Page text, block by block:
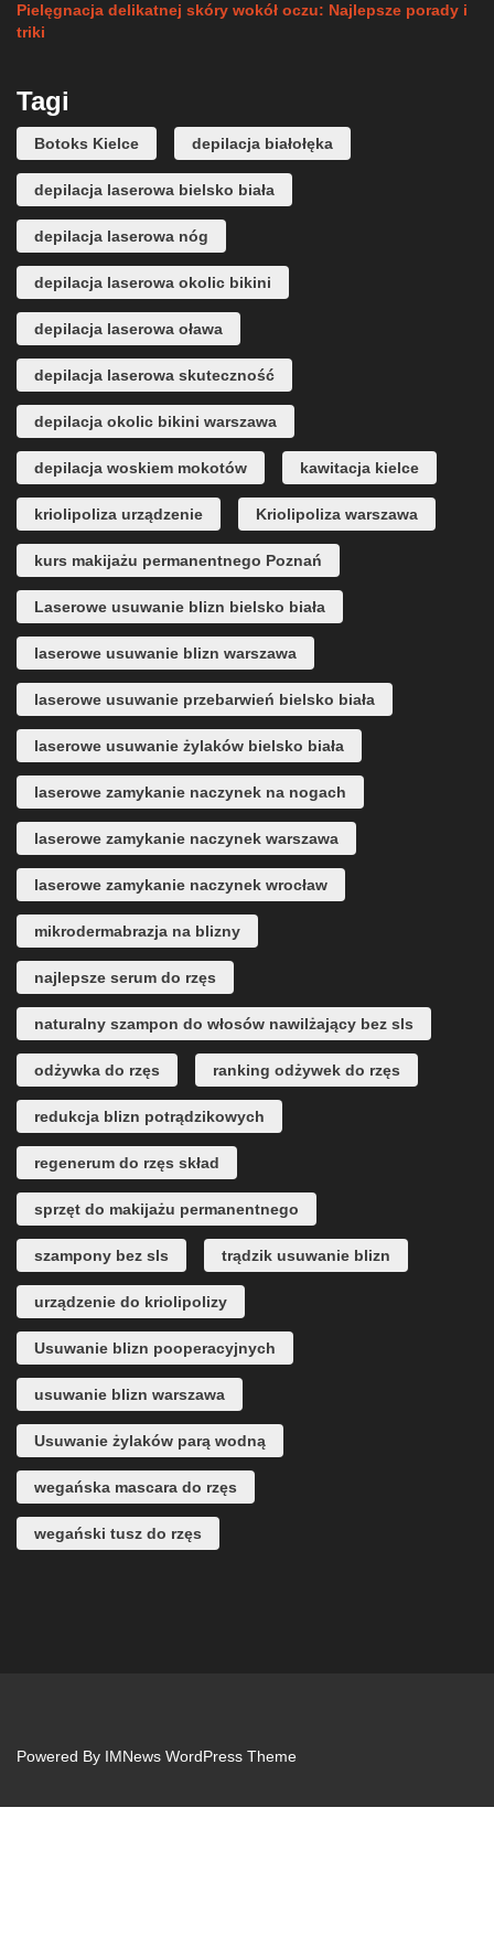
Pielęgnacja delikatnej skóry wokół oczu: Najlepsze porady i
triki
Tagi
Botoks Kielce depilacja białołęka
depilacja laserowa bielsko biała
depilacja laserowa nóg
depilacja laserowa okolic bikini
depilacja laserowa oława
depilacja laserowa skuteczność
depilacja okolic bikini warszawa
depilacja woskiem mokotów kawitacja kielce
kriolipoliza urządzenie Kriolipoliza warszawa
kurs makijażu permanentnego Poznań
Laserowe usuwanie blizn bielsko biała
laserowe usuwanie blizn warszawa
laserowe usuwanie przebarwień bielsko biała
laserowe usuwanie żylaków bielsko biała
laserowe zamykanie naczynek na nogach
laserowe zamykanie naczynek warszawa
laserowe zamykanie naczynek wrocław
mikrodermabrazja na blizny
najlepsze serum do rzęs
naturalny szampon do włosów nawilżający bez sls
odżywka do rzęs ranking odżywek do rzęs
redukcja blizn potrądzikowych
regenerum do rzęs skład
sprzęt do makijażu permanentnego
szampony bez sls trądzik usuwanie blizn
urządzenie do kriolipolizy
Usuwanie blizn pooperacyjnych
usuwanie blizn warszawa
Usuwanie żylaków parą wodną
wegańska mascara do rzęs
wegański tusz do rzęs
Powered By IMNews WordPress Theme